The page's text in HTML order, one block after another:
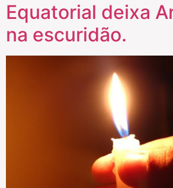
Equatorial deixa
na escuridão.